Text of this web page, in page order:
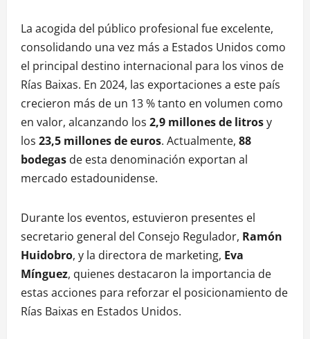
La acogida del público profesional fue excelente,
consolidando una vez más a Estados Unidos como
el principal destino internacional para los vinos de
Rías Baixas. En 2024, las exportaciones a este país
crecieron más de un 13 % tanto en volumen como
en valor, alcanzando los 2,9 millones de litrosy
los 23,5 millones de euros. Actualmente, 88
bodegas de esta denominación exportan al
mercado estadounidense.
Durante los eventos, estuvieron presentes el
secretario general del Consejo Regulador, Ramón
Huidobro, y la directora de marketing, Eva
Mínguez, quienes destacaron la importancia de
estas acciones para reforzar el posicionamiento de
Rías Baixas en Estados Unidos.